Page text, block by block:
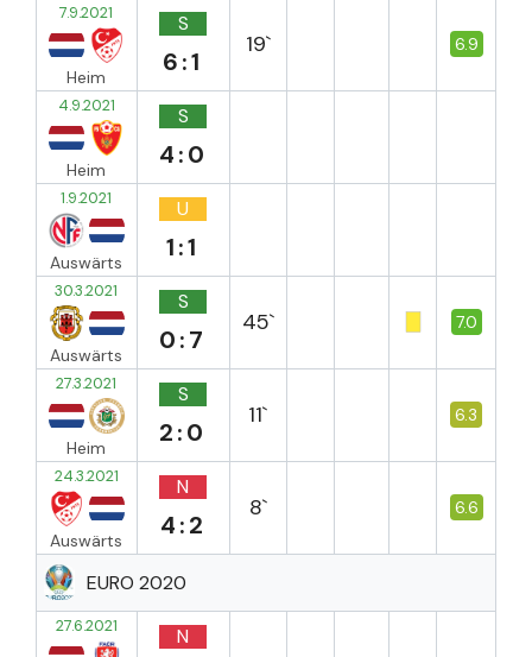
7.9.2021
Heim
S
6:1
19` 6.9
4.9.2021
Heim
S
4:0
1.9.2021
Auswärts
U
1:1
30.3.2021
Auswärts
S
0:7
45` 7.0
27.3.2021
Heim
S
2:0
11` 6.3
24.3.2021
Auswärts
N
4:2
8` 6.6
EURO 2020
27.6.2021 N